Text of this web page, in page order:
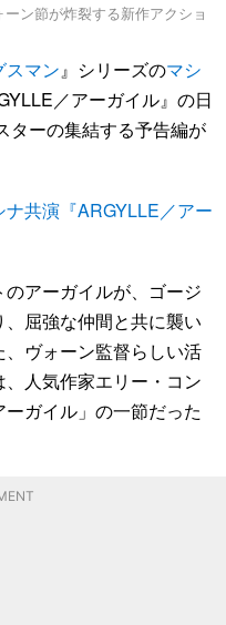
ン節が炸裂する新作アクショ
スマン』シリーズのマシ
／アーガイル』の日
ターの集結する予告編が
共演『ARGYLLE／アー
アーガイルが、ゴージ
屈強な仲間と共に襲い
ヴォーン監督らしい活
人気作家エリー・コン
ガイル」の一節だった